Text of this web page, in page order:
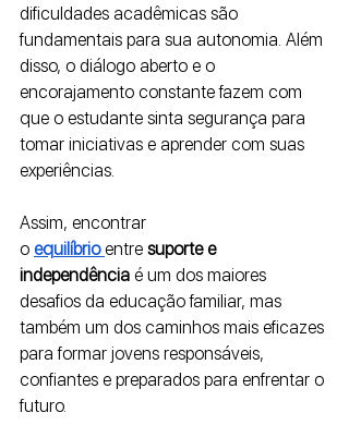
dificuldades acadêmicas são
fundamentais para sua autonomia. Além
disso, o diálogo aberto e o
encorajamento constante fazem com
que o estudante sinta segurança para
tomar iniciativas e aprender com suas
experiências.
Assim, encontrar
o equilíbrio entre suporte e
independência é um dos maiores
desafios da educação familiar, mas
também um dos caminhos mais eficazes
para formar jovens responsáveis,
confiantes e preparados para enfrentar o
futuro.